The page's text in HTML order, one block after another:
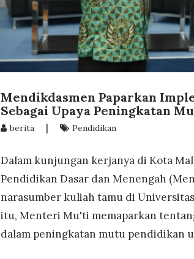
Mendikdasmen Paparkan
Sebagai Upaya Peningkatan
berita | Pendidikan
Dalam kunjungan kerjanya di Kota
Pendidikan Dasar dan Menengah
narasumber kuliah tamu di
itu, Menteri Mu'ti memaparkan
dalam peningkatan mutu pendidikan